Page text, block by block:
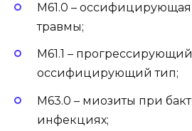
М61.0 –
травмы;
М61.1 – прогрессирующий
оссифицирующий тип;
М63.0 – миозиты при
инфекциях;